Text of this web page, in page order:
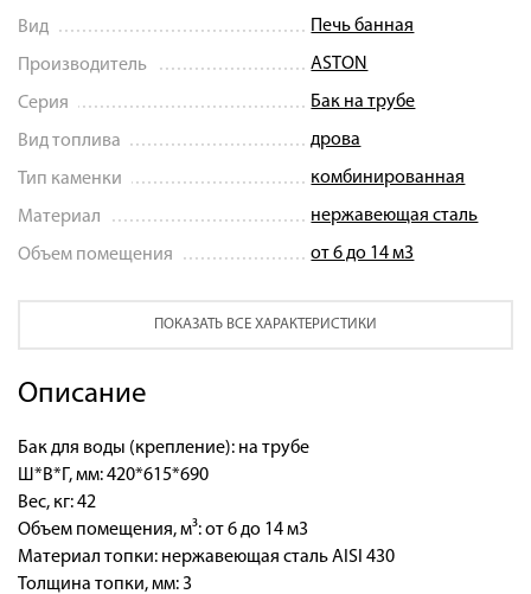
Вид Печь банная
Производитель ASTON
Серия Бак на трубе
Вид топлива дрова
Тип каменки комбинированная
Материал нержавеющая сталь
Объем помещения от 6 до 14 м3
ПОКАЗАТЬ ВСЕ ХАРАКТЕРИСТИКИ
Описание
Бак для воды (крепление): на трубе
Ш*В*Г, мм: 420*615*690
Вес, кг: 42
Объем помещения, м³: от 6 до 14 м3
Материал топки: нержавеющая сталь AISI 430
Толщина топки, мм: 3